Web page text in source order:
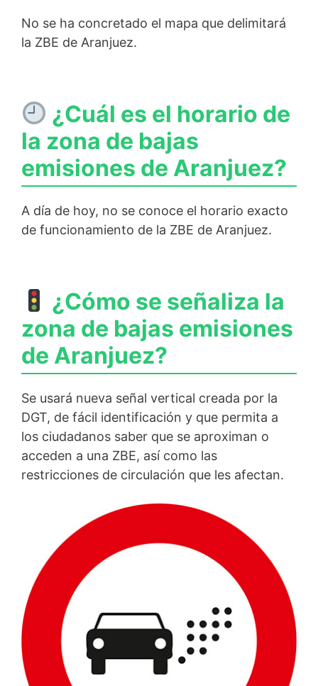
No se ha concretado el mapa que delimitará
la ZBE de Aranjuez.
¿Cuál es el horario de
la zona de bajas
emisiones de Aranjuez?
A día de hoy, no se conoce el horario exacto
de funcionamiento de la ZBE de Aranjuez.
¿Cómo se señaliza la
zona de bajas emisiones
de Aranjuez?
Se usará nueva señal vertical creada por la
DGT, de fácil identificación y que permita a
los ciudadanos saber que se aproximan o
acceden a una ZBE, así como las
restricciones de circulación que les afectan.